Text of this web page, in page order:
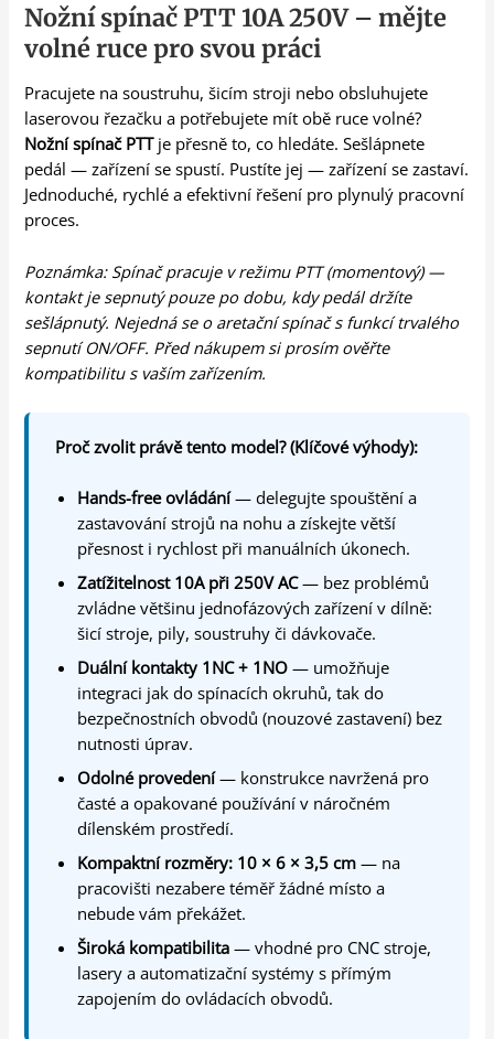
Nožní spínač PTT 10A 250V – mějte
volné ruce pro svou práci
Pracujete na soustruhu, šicím stroji nebo obsluhujete
laserovou řezačku a potřebujete mít obě ruce volné?
Nožní spínač PTTje přesně to, co hledáte. Sešlápnete
pedál — zařízení se spustí. Pustíte jej — zařízení se zastaví.
Jednoduché, rychlé a efektivní řešení pro plynulý pracovní
proces.
Poznámka: Spínač pracuje v režimu PTT (momentový) —
kontakt je sepnutý pouze po dobu, kdy pedál držíte
sešlápnutý. Nejedná se o aretační spínač s funkcí trvalého
sepnutí ON/OFF. Před nákupem si prosím ověřte
kompatibilitu s vaším zařízením.
Proč zvolit právě tento model? (Klíčové výhody):
Hands-free ovládání— delegujte spouštění a
zastavování strojů na nohu a získejte větší
přesnost i rychlost při manuálních úkonech.
Zatížitelnost 10A při 250V AC— bez problémů
zvládne většinu jednofázových zařízení v dílně:
šicí stroje, pily, soustruhy či dávkovače.
Duální kontakty 1NC + 1NO — umožňuje
integraci jak do spínacích okruhů, tak do
bezpečnostních obvodů (nouzové zastavení) bez
nutnosti úprav.
Odolné provedení— konstrukce navržená pro
časté a opakované používání v náročném
dílenském prostředí.
Kompaktní rozměry: 10 × 6 × 3,5 cm — na
pracovišti nezabere téměř žádné místo a
nebude vám překážet.
Široká kompatibilita — vhodné pro CNC stroje,
lasery a automatizační systémy s přímým
zapojením do ovládacích obvodů.